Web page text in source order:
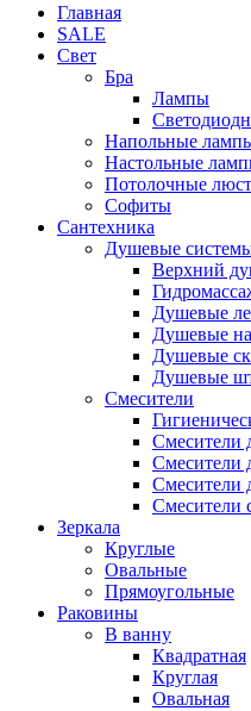
Главная
SALE
Свет
Бра
Лампы
Напольные
Настольные
Потолочные
Софиты
Сантехника
Душевые
Верхний
Душевые
Душевые
Душевые
Душевые
Смесители
Смесители
Смесители
Смесители
Смесители
Зеркала
Круглые
Овальные
Прямоугольные
Раковины
В ванну
Квадратная
Круглая
Овальная